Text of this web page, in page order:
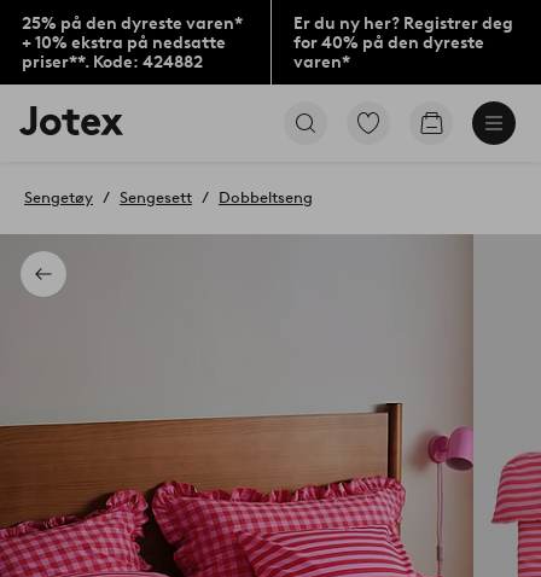
25% på den dyreste varen*
+ 10% ekstra på nedsatte
priser**. Kode: 424882
Er du ny her? Registrer deg
for 40% på den dyreste
varen*
Jotex’
logo
til
Gå
Gå
Tilbake
Sengetøy Sengesett Dobbeltseng